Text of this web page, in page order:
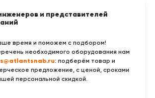
и представителей
время и поможем с подбором!
необходимого оборудования нам
: подберём товар и
предложение, с ценой, сроками
персональной скидкой.